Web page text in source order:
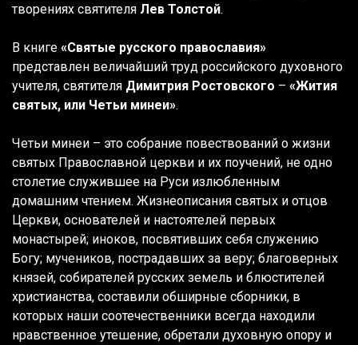
творениях святителя Лев Толстой.
В книге «Святые русского православия»
представлен величайший труд российского духовного
учителя, святителя Димитрия Ростовского – «Жития
святых, или Четьи минеи».
Четьи минеи – это собрание повествований о жизни
святых Православной церкви и их поучений, не одно
столетие служившее на Руси излюбленным
домашним чтением. Жизнеописания святых и отцов
Церкви, основателей и настоятелей первых
монастырей; иноков, посвятивших себя служению
Богу; мучеников, пострадавших за веру; благоверных
князей, собирателей русских земель и блюстителей
христианства, составили обширные сборники, в
которых наши соотечественники всегда находили
нравственное утешение, обретали духовную опору и